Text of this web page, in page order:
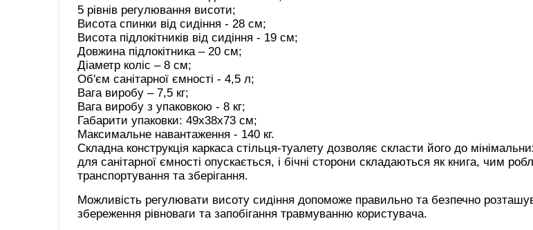
5 рівнів регулювання висоти;
Висота спинки від сидіння - 28 см;
Висота підлокітників від сидіння - 19 см;
Довжина підлокітника – 20 см;
Діаметр коліс – 8 см;
Об'єм санітарної ємності - 4,5 л;
Вага виробу – 7,5 кг;
Вага виробу з упаковкою - 8 кг;
Габарити упаковки: 49х38х73 см;
Складна конструкція каркаса стільця-туалету дозволяє скласти його до
для санітарної ємності опускається, і бічні сторони складаються як книга, чим
транспортування та зберігання.
Можливість регулювати висоту сидіння допоможе правильно та безпечно
збереження рівноваги та запобігання травмуванню користувача.